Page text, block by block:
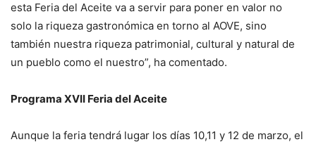
esta Feria del Aceite va a servir para poner en valor no
solo la riqueza gastronómica en torno al AOVE, sino
también nuestra riqueza patrimonial, cultural y natural de
un pueblo como el nuestro”, ha comentado.
Programa XVII Feria del Aceite
Aunque la feria tendrá lugar los días 10,11 y 12 de marzo, el